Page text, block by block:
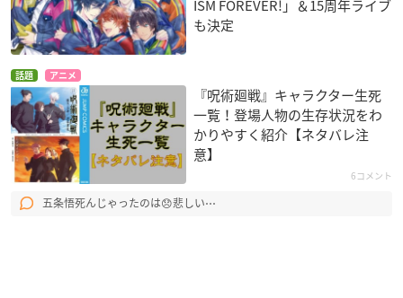
ISM FOREVER!」＆15周年ライブ
も決定
話題 アニメ
『呪術廻戦』キャラクター生死
一覧！登場人物の生存状況をわ
かりやすく紹介【ネタバレ注
意】
6コメント
五条悟死んじゃったのは😞悲しい⋯